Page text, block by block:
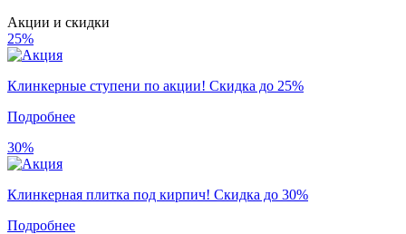
Акции и скидки
25%
Клинкерные ступени по акции! Скидка до 25%
Подробнее
30%
Клинкерная плитка под кирпич! Скидка до 30%
Подробнее